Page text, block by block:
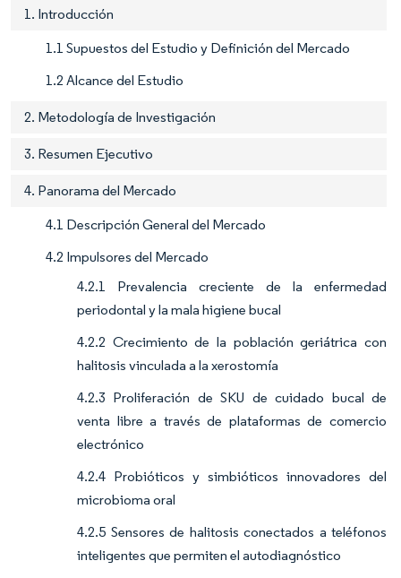
1. Introducción
1.1 Supuestos del Estudio y Definición del Mercado
1.2 Alcance del Estudio
2. Metodología de Investigación
3. Resumen Ejecutivo
4. Panorama del Mercado
4.1 Descripción General del Mercado
4.2 Impulsores del Mercado
4.2.1 Prevalencia creciente de la enfermedad
periodontal y la mala higiene bucal
4.2.2 Crecimiento de la población geriátrica con
halitosis vinculada a la xerostomía
4.2.3 Proliferación de SKU de cuidado bucal de
venta libre a través de plataformas de comercio
electrónico
4.2.4 Probióticos y simbióticos innovadores del
microbioma oral
4.2.5 Sensores de halitosis conectados a teléfonos
inteligentes que permiten el autodiagnóstico